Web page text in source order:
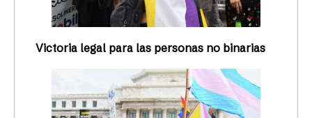
Victoria legal para las personas no binarias